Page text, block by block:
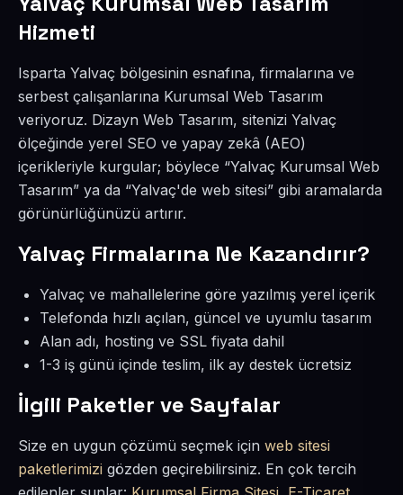
Hizmeti
Isparta Yalvaç bölgesinin esnafına, firmalarına ve
serbest çalışanlarına Kurumsal Web Tasarım
veriyoruz. Dizayn Web Tasarım, sitenizi Yalvaç
ölçeğinde yerel SEO ve yapay zekâ (AEO)
içerikleriyle kurgular; böylece “Yalvaç Kurumsal Web
Tasarım” ya da “Yalvaç'de web sitesi” gibi aramalarda
görünürlüğünüzü artırır.
Yalvaç Firmalarına Ne Kazandırır?
Yalvaç ve mahallelerine göre yazılmış yerel içerik
Telefonda hızlı açılan, güncel ve uyumlu tasarım
Alan adı, hosting ve SSL fiyata dahil
1-3 iş günü içinde teslim, ilk ay destek ücretsiz
İlgili Paketler ve Sayfalar
Size en uygun çözümü seçmek için web sitesi
paketlerimizi gözden geçirebilirsiniz. En çok tercih